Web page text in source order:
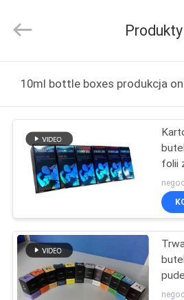
PRODUKTY
NAS
WYCIECZKA
PO
FABRYCE
Reserved.
Produkty
10ml bottle boxes produkcja
folii
z